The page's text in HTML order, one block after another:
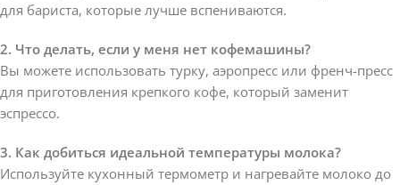
для бариста, которые лучше вспениваются.
2. Что делать, если у меня нет кофемашины?
Вы можете использовать турку, аэропресс или френч-пресс
для приготовления крепкого кофе, который заменит
эспрессо.
3. Как добиться идеальной температуры молока?
Используйте кухонный термометр и нагревайте молоко до